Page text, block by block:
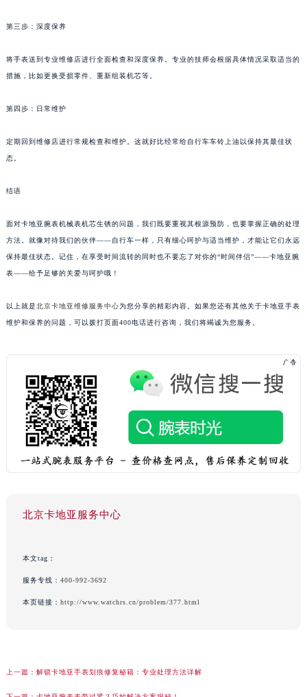
第三步：深度保养
将手表送到专业维修店进行全面检查和深度保养。专业的技师会根据具体情况采取适当的
措施，比如更换受损零件、重新组装机芯等。
第四步：日常维护
定期回到维修店进行常规检查和维护。这就好比经常给自行车车铃上油以保持其最佳状
态。
结语
面对卡地亚腕表机械表机芯生锈的问题，我们既要重视其根源预防，也要掌握正确的处理
方法。就像对待我们的伙伴——自行车一样，只有细心呵护与适当维护，才能让它们永远
保持最佳状态。记住，在享受时间流转的同时也不要忘了对你的“时间伴侣”——卡地亚腕
表——给予足够的关爱与呵护哦！
以上就是北京卡地亚维修服务中心为您分享的精彩内容。如果您还有其他关于卡地亚手表
维护和保养的问题，可以拨打页面400电话进行咨询，我们将竭诚为您服务。
北京卡地亚服务中心
本文tag：
服务专线： 400-992-3692
本页链接： http://www.watchrs.cn/problem/377.html
上一篇： 解锁卡地亚手表划痕修复秘籍：专业处理方法详解